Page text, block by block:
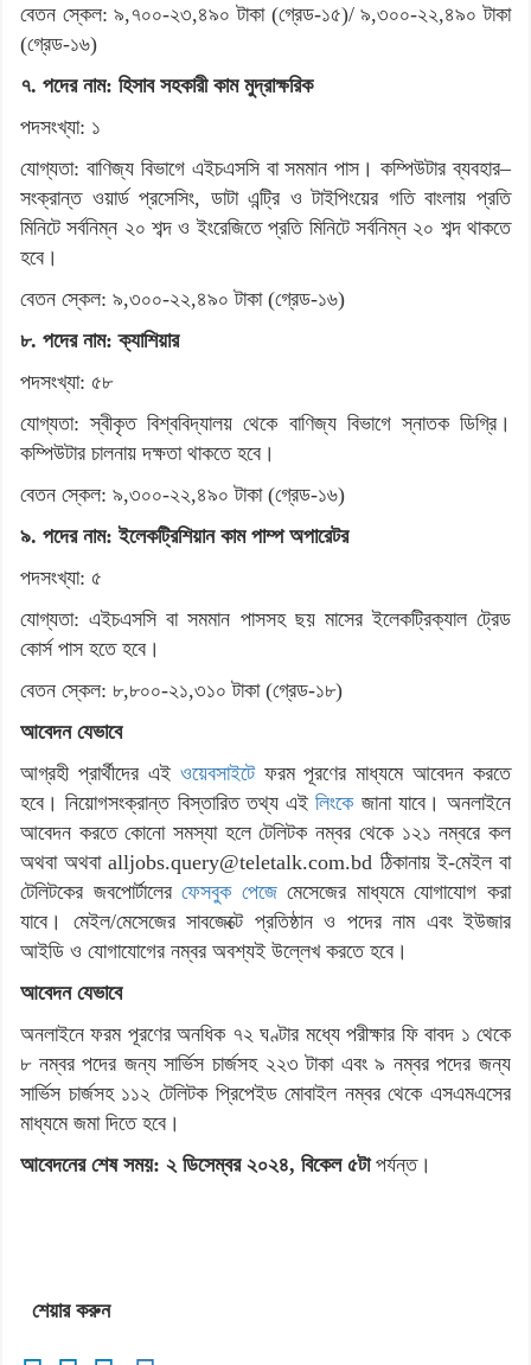
বেতন স্কেল: ৯,৭০০-২৩,৪৯০ টাকা (গ্রেড-১৫)/ ৯,৩০০-২২,৪৯০ টাকা
(গ্রেড-১৬)
৭. পদের নাম: হিসাব সহকারী কাম মুদ্রাক্ষরিক
পদসংখ্যা: ১
যোগ্যতা: বাণিজ্য বিভাগে এইচএসসি বা সমমান পাস। কম্পিউটার ব্যবহার–
সংক্রান্ত ওয়ার্ড প্রসেসিং, ডাটা এন্ট্রি ও টাইপিংয়ের গতি বাংলায় প্রতি
মিনিটে সর্বনিম্ন ২০ শব্দ ও ইংরেজিতে প্রতি মিনিটে সর্বনিম্ন ২০ শব্দ থাকতে
হবে।
বেতন স্কেল: ৯,৩০০-২২,৪৯০ টাকা (গ্রেড-১৬)
৮. পদের নাম: ক্যাশিয়ার
পদসংখ্যা: ৫৮
যোগ্যতা: স্বীকৃত বিশ্ববিদ্যালয় থেকে বাণিজ্য বিভাগে স্নাতক ডিগ্রি।
কম্পিউটার চালনায় দক্ষতা থাকতে হবে।
বেতন স্কেল: ৯,৩০০-২২,৪৯০ টাকা (গ্রেড-১৬)
৯. পদের নাম: ইলেকট্রিশিয়ান কাম পাম্প অপারেটর
পদসংখ্যা: ৫
যোগ্যতা: এইচএসসি বা সমমান পাসসহ ছয় মাসের ইলেকট্রিক্যাল ট্রেড
কোর্স পাস হতে হবে।
বেতন স্কেল: ৮,৮০০-২১,৩১০ টাকা (গ্রেড-১৮)
আবেদন যেভাবে
আগ্রহী প্রার্থীদের এই ওয়েবসাইটে ফরম পূরণের মাধ্যমে আবেদন করতে
হবে। নিয়োগসংক্রান্ত বিস্তারিত তথ্য এইলিংকে জানা যাবে। অনলাইনে
আবেদন করতে কোনো সমস্যা হলে টেলিটক নম্বর থেকে ১২১ নম্বরে কল
অথবা অথবা alljobs.query@teletalk.com.bd ঠিকানায় ই-মেইল বা
টেলিটকের জবপোর্টালেরফেসবুক পেজেমেসেজের মাধ্যমে যোগাযোগ করা
যাবে। মেইল/মেসেজের সাবজেক্টে প্রতিষ্ঠান ও পদের নাম এবং ইউজার
আইডি ও যোগাযোগের নম্বর অবশ্যই উল্লেখ করতে হবে।
আবেদন যেভাবে
অনলাইনে ফরম পূরণের অনধিক ৭২ ঘণ্টার মধ্যে পরীক্ষার ফি বাবদ ১ থেকে
৮ নম্বর পদের জন্য সার্ভিস চার্জসহ ২২৩ টাকা এবং ৯ নম্বর পদের জন্য
সার্ভিস চার্জসহ ১১২ টেলিটক প্রিপেইড মোবাইল নম্বর থেকে এসএমএসের
মাধ্যমে জমা দিতে হবে।
আবেদনের শেষ সময়: ২ ডিসেম্বর ২০২৪, বিকেল ৫টাপর্যন্ত।
শেয়ার করুন